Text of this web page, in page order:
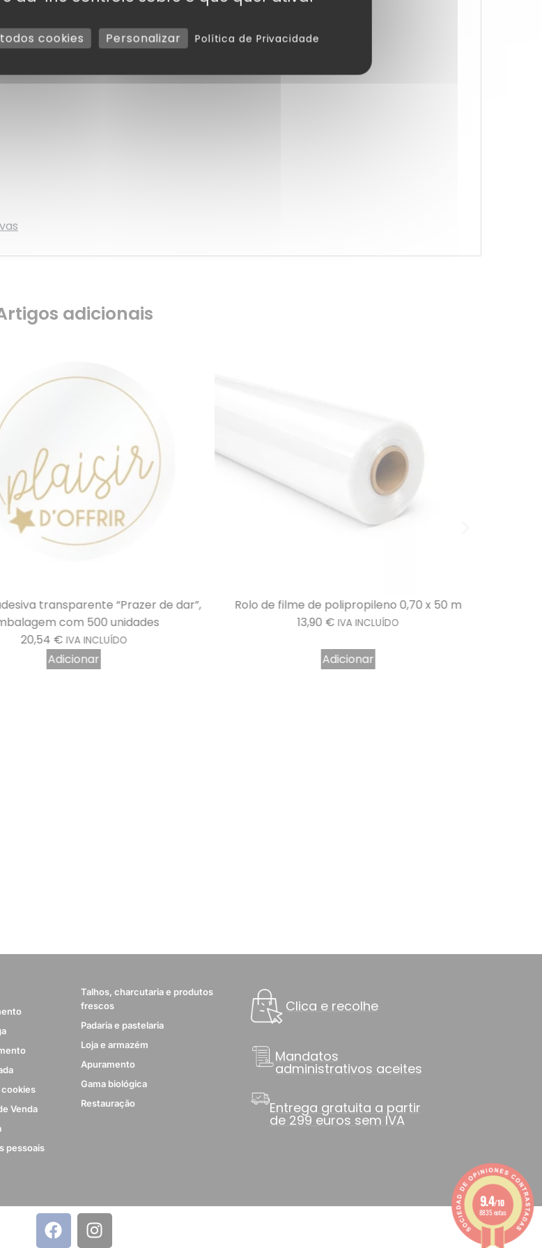
as celebrações.
adicionais
transparente “Prazer de dar”,
com 500 unidades
20,54 € IVA INCLUÍDO
Adicionar
Rolo de filme de polipropileno 0,70 x 50 m
13,90 € IVA INCLUÍDO
Adicionar
Venda
pessoais
Talhos, charcutaria e produtos
frescos
Padaria e pastelaria
Loja e armazém
Apuramento
Gama biológica
Restauração
Clica e recolhe
Mandatos
administrativos aceites
Entrega gratuita a partir
de 299 euros sem IVA
9.4/10
8835 notas
cookies Personalizar Política de Privacidade